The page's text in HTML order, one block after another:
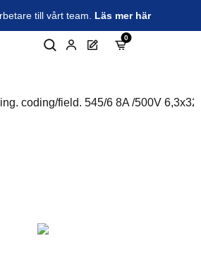
till vårt team. Läs mer här
0
coding/field. 545/6 8A /500V